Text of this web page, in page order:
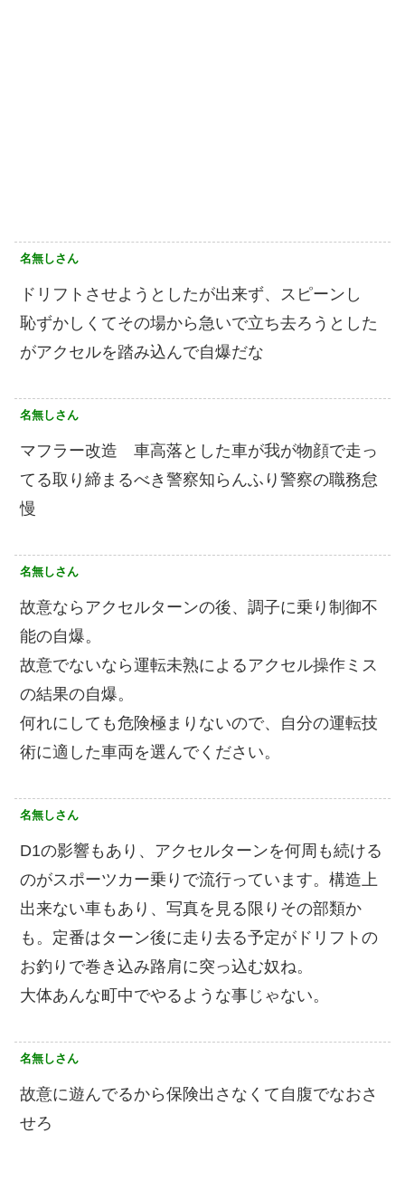
名無しさん
ドリフトさせようとしたが出来ず、スピーンし
恥ずかしくてその場から急いで立ち去ろうとした
がアクセルを踏み込んで自爆だな
名無しさん
マフラー改造 車高落とした車が我が物顔で走っ
てる取り締まるべき警察知らんふり警察の職務怠
慢
名無しさん
故意ならアクセルターンの後、調子に乗り制御不
能の自爆。
故意でないなら運転未熟によるアクセル操作ミス
の結果の自爆。
何れにしても危険極まりないので、自分の運転技
術に適した車両を選んでください。
名無しさん
D1の影響もあり、アクセルターンを何周も続ける
のがスポーツカー乗りで流行っています。構造上
出来ない車もあり、写真を見る限りその部類か
も。定番はターン後に走り去る予定がドリフトの
お釣りで巻き込み路肩に突っ込む奴ね。
大体あんな町中でやるような事じゃない。
名無しさん
故意に遊んでるから保険出さなくて自腹でなおさ
せろ